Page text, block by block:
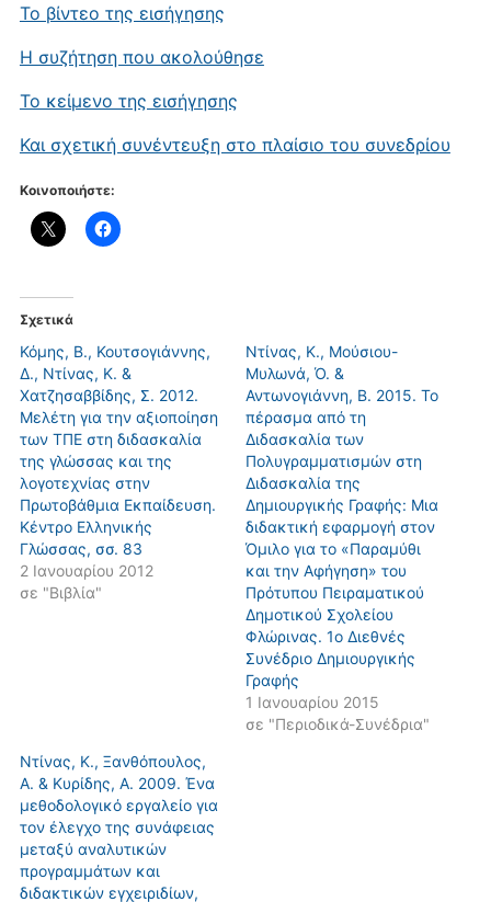
Το βίντεο της εισήγησης
Η συζήτηση που ακολούθησε
Το κείμενο της εισήγησης
Και σχετική συνέντευξη στο πλαίσιο του συνεδρίου
Κοινοποιήστε:
Σχετικά
Κόμης, Β., Κουτσογιάννης,
Δ., Ντίνας, Κ. &
Χατζησαββίδης, Σ. 2012.
Μελέτη για την αξιοποίηση
των ΤΠΕ στη διδασκαλία
της γλώσσας και της
λογοτεχνίας στην
Πρωτοβάθμια Εκπαίδευση.
Κέντρο Ελληνικής
Γλώσσας, σσ. 83
2 Ιανουαρίου 2012
σε "Βιβλία"
Ντίνας, Κ., Μούσιου-
Μυλωνά, Ό. &
Αντωνογιάννη, Β. 2015. Το
πέρασμα από τη
Διδασκαλία των
Πολυγραμματισμών στη
Διδασκαλία της
Δημιουργικής Γραφής: Μια
διδακτική εφαρμογή στον
Όμιλο για το «Παραμύθι
και την Αφήγηση» του
Πρότυπου Πειραματικού
Δημοτικού Σχολείου
Φλώρινας. 1ο Διεθνές
Συνέδριο Δημιουργικής
Γραφής
1 Ιανουαρίου 2015
σε "Περιοδικά-Συνέδρια"
Ντίνας, Κ., Ξανθόπουλος,
Α. & Κυρίδης, Α. 2009. Ένα
μεθοδολογικό εργαλείο για
τον έλεγχο της συνάφειας
μεταξύ αναλυτικών
προγραμμάτων και
διδακτικών εγχειριδίων,